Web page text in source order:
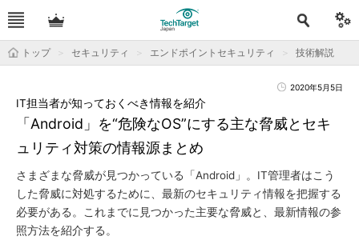
トップ セキュリティ エンドポイントセキュリティ 技術解説
2020年5月5日
「Android」を“危険なOS”にする主な脅威とセキ
ュリティ対策の情報源まとめ
IT担当者が知っておくべき情報を紹介
さまざまな脅威が見つかっている「Android」。IT管理者はこう
した脅威に対処するために、最新のセキュリティ情報を把握する
必要がある。これまでに見つかった主要な脅威と、最新情報の参
照方法を紹介する。